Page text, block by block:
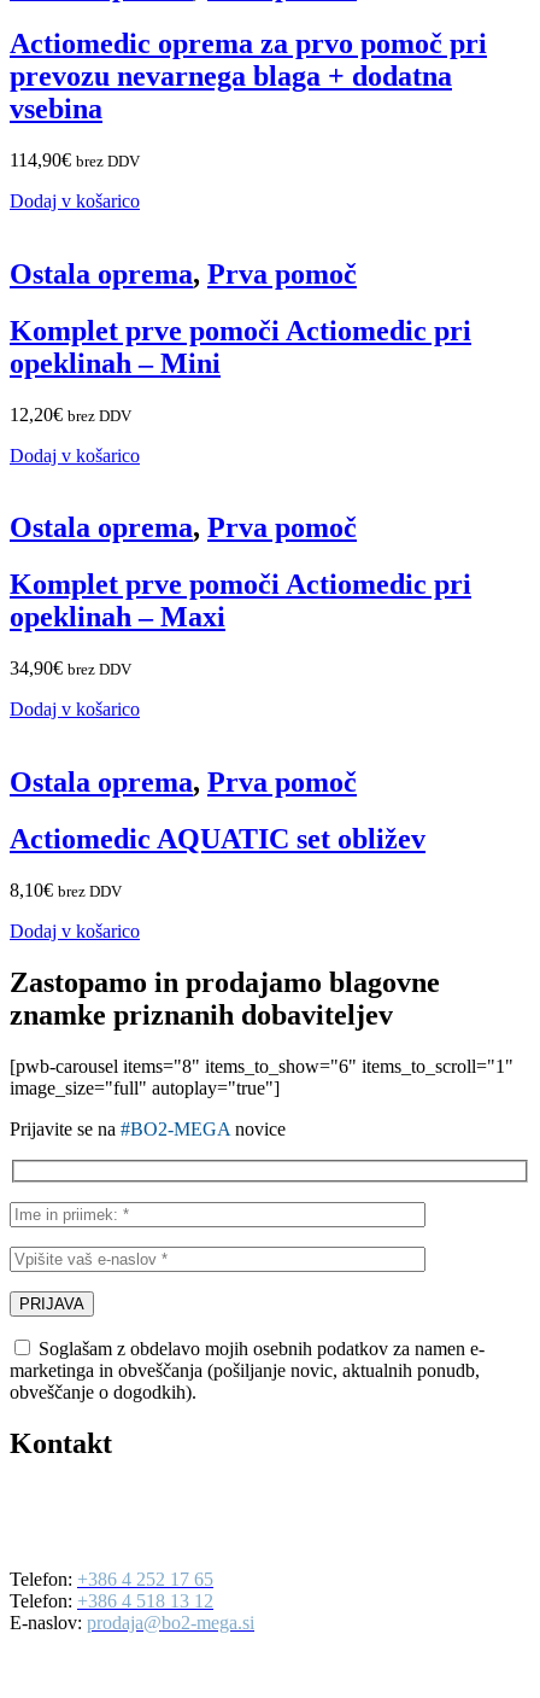
Actiomedic oprema za prvo pomoč pri
prevozu nevarnega blaga + dodatna
vsebina
114,90€ brez DDV
Dodaj v košarico
Ostala oprema, Prva pomoč
Komplet prve pomoči Actiomedic pri
opeklinah – Mini
12,20€ brez DDV
Dodaj v košarico
Ostala oprema, Prva pomoč
Komplet prve pomoči Actiomedic pri
opeklinah – Maxi
34,90€ brez DDV
Dodaj v košarico
Ostala oprema, Prva pomoč
Actiomedic AQUATIC set obližev
8,10€ brez DDV
Dodaj v košarico
Zastopamo in prodajamo blagovne
znamke priznanih dobaviteljev
[pwb-carousel items="8" items_to_show="6" items_to_scroll="1"
image_size="full" autoplay="true"]
Prijavite se na #BO2-MEGA novice
Soglašam z obdelavo mojih osebnih podatkov za namen e-
marketinga in obveščanja (pošiljanje novic, aktualnih ponudb,
obveščanje o dogodkih).
Kontakt
Telefon: +386 4 252 17 65
Telefon: +386 4 518 13 12
E-naslov: prodaja@bo2-mega.si